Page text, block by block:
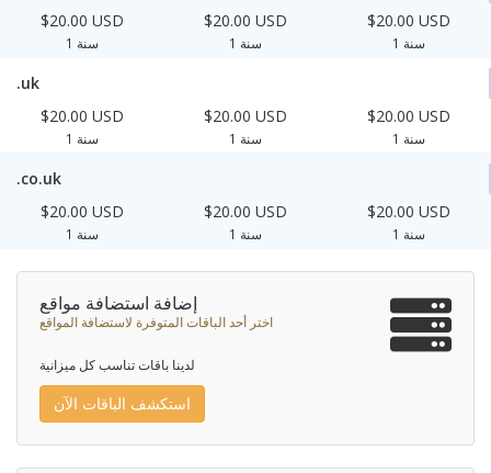
$20.00 USD
1 سنة
$20.00 USD
1 سنة
$20.00 USD
1 سنة
.uk
$20.00 USD
1 سنة
$20.00 USD
1 سنة
$20.00 USD
1 سنة
.co.uk
$20.00 USD
1 سنة
$20.00 USD
1 سنة
$20.00 USD
1 سنة
إضافة استضافة مواقع
اختر أحد الباقات المتوفرة لاستضافة المواقع
لدينا باقات تناسب كل ميزانية
استكشف الباقات الآن